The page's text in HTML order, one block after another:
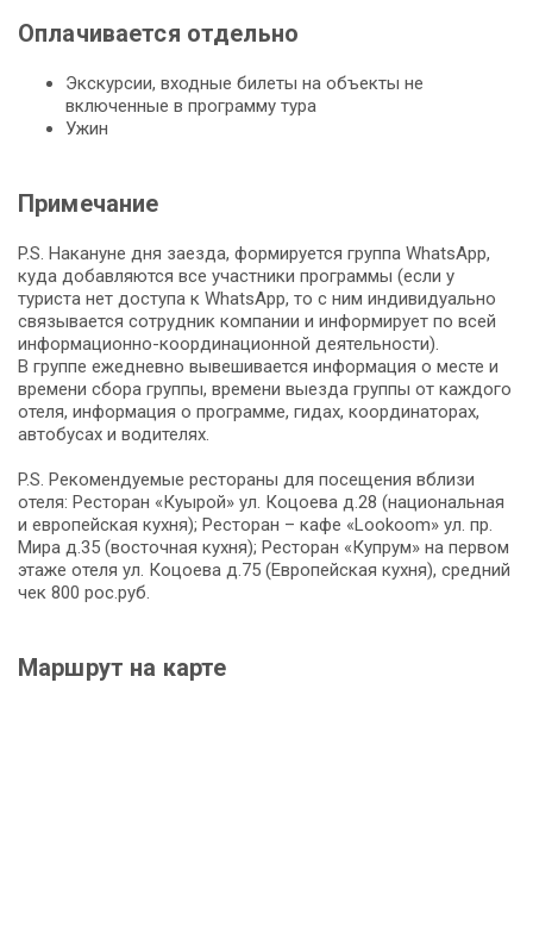
Оплачивается отдельно
Экскурсии, входные билеты на объекты не
включенные в программу тура
Ужин
Примечание
P.S. Накануне дня заезда, формируется группа WhatsApp,
куда добавляются все участники программы (если у
туриста нет доступа к WhatsApp, то с ним индивидуально
связывается сотрудник компании и информирует по всей
информационно-координационной деятельности).
В группе ежедневно вывешивается информация о месте и
времени сбора группы, времени выезда группы от каждого
отеля, информация о программе, гидах, координаторах,
автобусах и водителях.
P.S. Рекомендуемые рестораны для посещения вблизи
отеля: Ресторан «Куырой» ул. Коцоева д.28 (национальная
и европейская кухня); Ресторан – кафе «Lookoom» ул. пр.
Мира д.35 (восточная кухня); Ресторан «Купрум» на первом
этаже отеля ул. Коцоева д.75 (Европейская кухня), средний
чек 800 рос.руб.
Маршрут на карте